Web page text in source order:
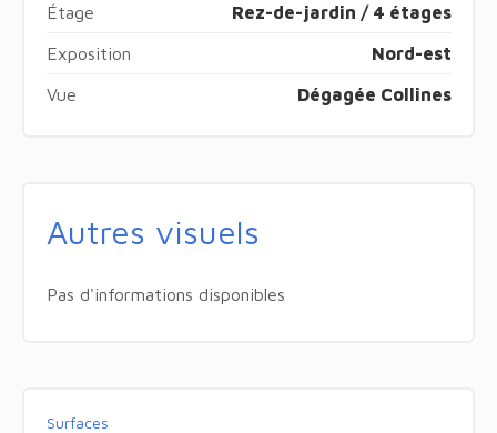
Étage Rez-de-jardin / 4 étages
Exposition Nord-est
Vue Dégagée Collines
Autres visuels
Pas d'informations disponibles
Surfaces